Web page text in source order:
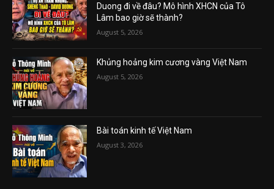
Duong đi về đâu? Mô hình XHCN của Tô
Lâm bao giờ sẽ thành?
August 5, 2026
Khủng hoảng kim cương vàng Việt Nam
August 5, 2026
Bài toán kinh tế Việt Nam
August 3, 2026